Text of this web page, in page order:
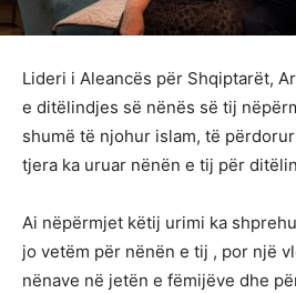
Lideri i Aleancës për Shqiptarët,
e ditëlindjes së nënës së tij
shumë të njohur islam, të
tjera ka uruar nënën e tij për
Ai nëpërmjet këtij urimi ka
jo vetëm për nënën e tij , por një
nënave në jetën e fëmijëve dhe